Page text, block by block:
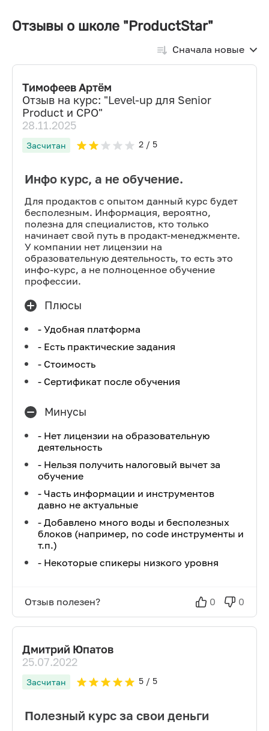
Отзывы о школе "ProductStar"
Сначала новые
Тимофеев Артём
Отзыв на курс: "Level-up для Senior
Product и CPO"
28.11.2025
Засчитан 2/ 5
Инфо курс, а не обучение.
Для продактов с опытом данный курс будет
бесполезным. Информация, вероятно,
полезна для специалистов, кто только
начинает свой путь в продакт-менеджменте.
У компании нет лицензии на
образовательную деятельность, то есть это
инфо-курс, а не полноценное обучение
профессии.
Плюсы
- Удобная платформа
- Есть практические задания
- Стоимость
- Сертификат после обучения
Минусы
- Нет лицензии на образовательную
деятельность
- Нельзя получить налоговый вычет за
обучение
- Часть информации и инструментов
давно не актуальные
- Добавлено много воды и бесполезных
блоков (например, no code инструменты и
т.п.)
- Некоторые спикеры низкого уровня
Отзыв полезен? 0 0
Дмитрий Юпатов
25.07.2022
Засчитан 5/ 5
Полезный курс за свои деньги